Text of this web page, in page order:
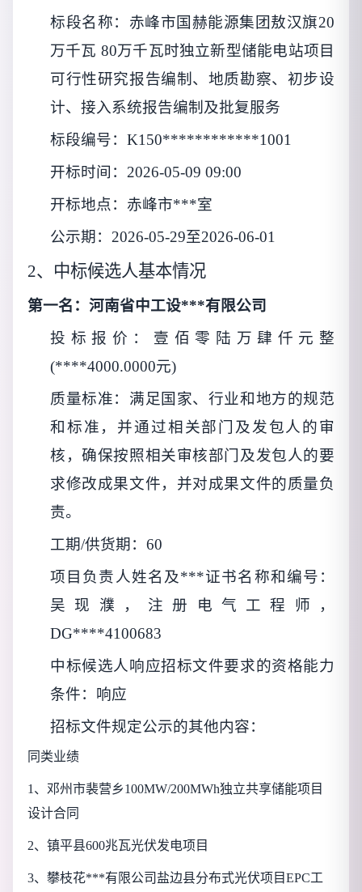
标段名称： 赤峰市国赫能源集团敖汉旗20
万千瓦 80万千瓦时独立新型储能电站项目
可行性研究报告编制、地质勘察、初步设
计、接入系统报告编制及批复服务
标段编号：K150************1001
开标时间：2026-05-09 09:00
开标地点：赤峰市***室
公示期：2026-05-29至2026-06-01
2、中标候选人基本情况
第一名：河南省中工设***有限公司
投标报价：壹佰零陆万肆仟元整
(****4000.0000元)
质量标准：满足国家、行业和地方的规范
和标准，并通过相关部门及发包人的审
核，确保按照相关审核部门及发包人的要
求修改成果文件，并对成果文件的质量负
责。
工期/供货期：60
项目负责人姓名及***证书名称和编号 ：
吴现濮，注册电气工程师，
DG****4100683
中标候选人响应招标文件要求的资格能力
条件：响应
招标文件规定公示的其他内容：
同类业绩
1、邓州市裴营乡100MW/200MWh独立共享储能项目
设计合同
2、镇平县600兆瓦光伏发电项目
3、攀枝花***有限公司盐边县分布式光伏项目EPC工